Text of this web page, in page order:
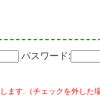
パスワード:
ます.（チェックを外した